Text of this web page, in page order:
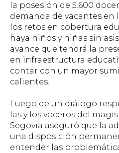
la posesión de 5.600
demanda de vacantes en
los retos en cobertura
haya niños y niñas sin
avance que tendrá la
en infraestructura
contar con un mayor
calientes.
Luego de un diálogo
las y los voceros del
Segovia aseguró que la
una disposición
entender las